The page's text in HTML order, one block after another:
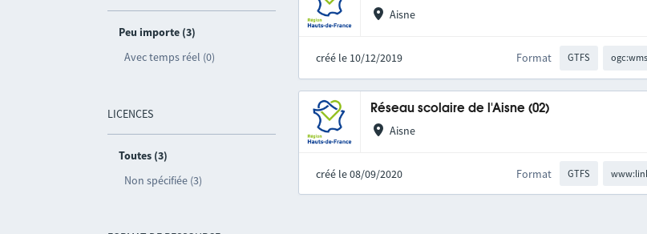
Peu importe (3)
Avec temps réel (0)
LICENCES
Toutes (3)
Non spécifiée (3)
Aisne
créé le 10/12/2019 Format GTFS ogc:wms
Réseau scolaire de l'Aisne (02)
Aisne
créé le 08/09/2020 Format GTFS